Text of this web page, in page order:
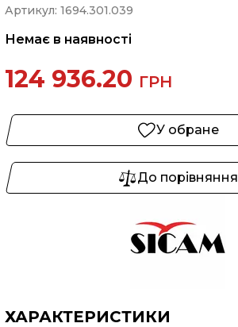
Артикул: 1694.301.039
Немає в наявності
124 936.20 ГРН
У обране
До порівняння
ХАРАКТЕРИСТИКИ